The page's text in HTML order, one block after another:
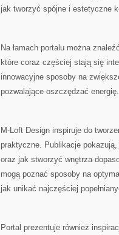
jak tworzyć spójne i estetyczne
Na łamach portalu można
które coraz częściej stają się
innowacyjne sposoby na
pozwalające oszczędzać energię.
M-Loft Design inspiruje do
praktyczne. Publikacje
oraz jak stworzyć wnętrza
mogą poznać sposoby na
jak unikać najczęściej
Portal prezentuje również